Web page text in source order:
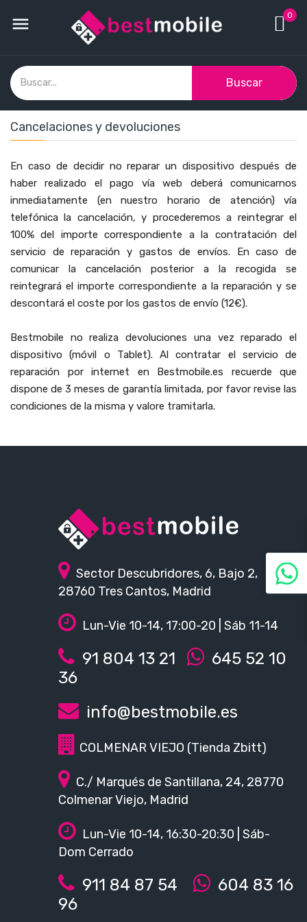
 0
Buscar
Cancelaciones y devoluciones
En caso de decidir no reparar un dispositivo después de
haber realizado el pago vía web deberá comunicarnos
inmediatamente (en nuestro horario de atención) vía
telefónica la cancelación, y procederemos a reintegrar el
100% del importe correspondiente a la contratación del
servicio de reparación y gastos de envíos. En caso de
comunicar la cancelación posterior a la recogida se
reintegrará el importe correspondiente a la reparación y se
descontará el coste por los gastos de envío (12€).
Bestmobile no realiza devoluciones una vez reparado el
dispositivo (móvil o Tablet). Al contratar el servicio de
reparación por internet en Bestmobile.es recuerde que
dispone de 3 meses de garantía limitada, por favor revise las
condiciones de la misma y valore tramitarla.
Sector Descubridores, 6, Bajo 2,
28760 Tres Cantos, Madrid
Lun-Vie 10-14, 17:00-20 | Sáb 11-14
91 804 13 21
645 52 10
36
info@bestmobile.es
COLMENAR VIEJO (Tienda Zbitt)
C./ Marqués de Santillana, 24, 28770
Colmenar Viejo, Madrid
Lun-Vie 10-14, 16:30-20:30 | Sáb-
Dom Cerrado
911 84 87 54
604 83 16
96